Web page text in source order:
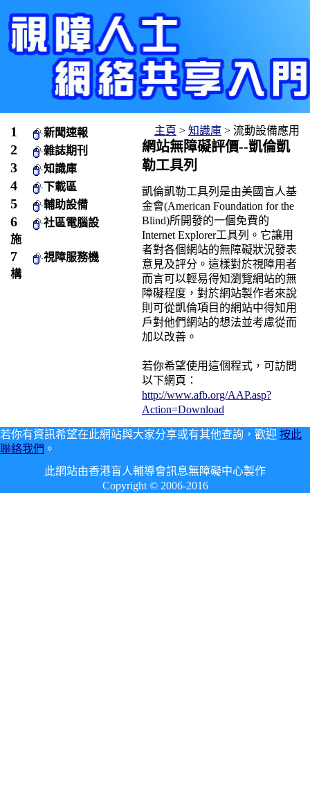
新聞速報
雜誌期刊
知識庫
下載區
輔助設備
社區電腦設
施
視障服務機
構
主頁 > 知識庫 > 流動設備應用
網站無障礙評價--凱倫凱
勒工具列
凱倫凱勒工具列是由美國盲人基
金會(American Foundation for the
Blind)所開發的一個免費的
Internet Explorer工具列。它讓用
者對各個網站的無障礙狀況發表
意見及評分。這樣對於視障用者
而言可以輕易得知瀏覽網站的無
障礙程度，對於網站製作者來說
則可從凱倫項目的網站中得知用
戶對他們網站的想法並考慮從而
加以改善。
若你希望使用這個程式，可訪問
以下網頁：
http://www.afb.org/AAP.asp?
Action=Download
若你有資訊希望在此網站與大家分享或有其他查詢，歡迎 按此
聯絡我們 。
此網站由香港盲人輔導會訊息無障礙中心製作
Copyright © 2006-2016